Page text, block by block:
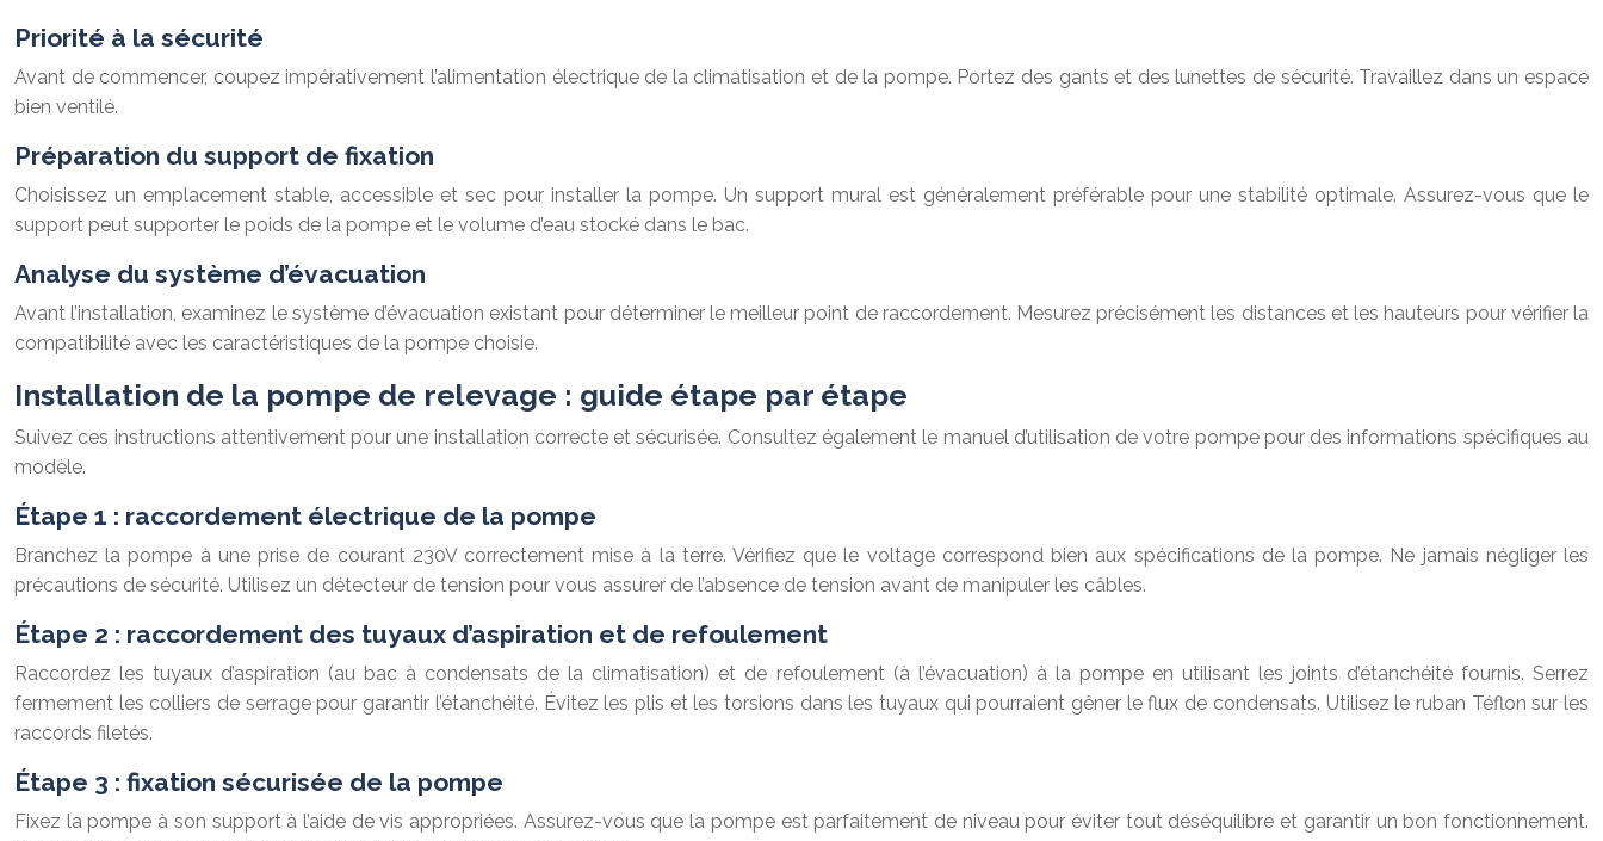
Priorité à la sécurité
Avant de commencer, coupez impérativement l’alimentation électrique de la climatisation et de la pompe. Portez des gants et des lunettes de sécurité. Travaillez dans un espace
bien ventilé.
Préparation du support de fixation
Choisissez un emplacement stable, accessible et sec pour installer la pompe. Un support mural est généralement préférable pour une stabilité optimale. Assurez-vous que le
support peut supporter le poids de la pompe et le volume d’eau stocké dans le bac.
Analyse du système d’évacuation
Avant l’installation, examinez le système d’évacuation existant pour déterminer le meilleur point de raccordement. Mesurez précisément les distances et les hauteurs pour vérifier la
compatibilité avec les caractéristiques de la pompe choisie.
Installation de la pompe de relevage : guide étape par étape
Suivez ces instructions attentivement pour une installation correcte et sécurisée. Consultez également le manuel d’utilisation de votre pompe pour des informations spécifiques au
modèle.
Étape 1 : raccordement électrique de la pompe
Branchez la pompe à une prise de courant 230V correctement mise à la terre. Vérifiez que le voltage correspond bien aux spécifications de la pompe. Ne jamais négliger les
précautions de sécurité. Utilisez un détecteur de tension pour vous assurer de l’absence de tension avant de manipuler les câbles.
Étape 2 : raccordement des tuyaux d’aspiration et de refoulement
Raccordez les tuyaux d’aspiration (au bac à condensats de la climatisation) et de refoulement (à l’évacuation) à la pompe en utilisant les joints d’étanchéité fournis. Serrez
fermement les colliers de serrage pour garantir l’étanchéité. Évitez les plis et les torsions dans les tuyaux qui pourraient gêner le flux de condensats. Utilisez le ruban Téflon sur les
raccords filetés.
Étape 3 : fixation sécurisée de la pompe
Fixez la pompe à son support à l’aide de vis appropriées. Assurez-vous que la pompe est parfaitement de niveau pour éviter tout déséquilibre et garantir un bon fonctionnement.